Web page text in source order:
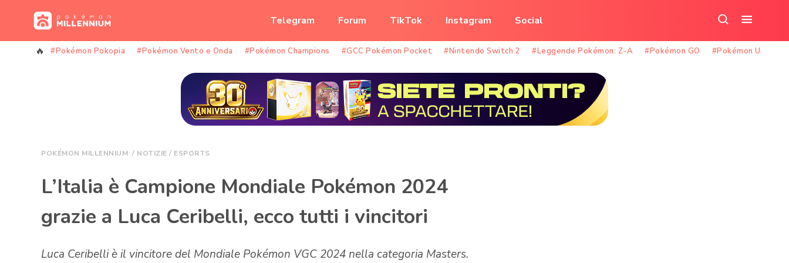
Telegram Forum TikTok Instagram Social
nel
sito
il
menu
#Pokémon Pokopia #Pokémon Vento e Onda #Pokémon Champions #GCC Pokémon Pocket #Nintendo Switch 2 #Leggende Pokémon: Z-A #Pokémon GO #Pokémon Unite
POKÉMON MILLENNIUM / NOTIZIE / ESPORTS
L’Italia è Campione Mondiale Pokémon 2024
grazie a Luca Ceribelli, ecco tutti i vincitori
Luca Ceribelli è il vincitore del Mondiale Pokémon VGC 2024 nella categoria Masters.